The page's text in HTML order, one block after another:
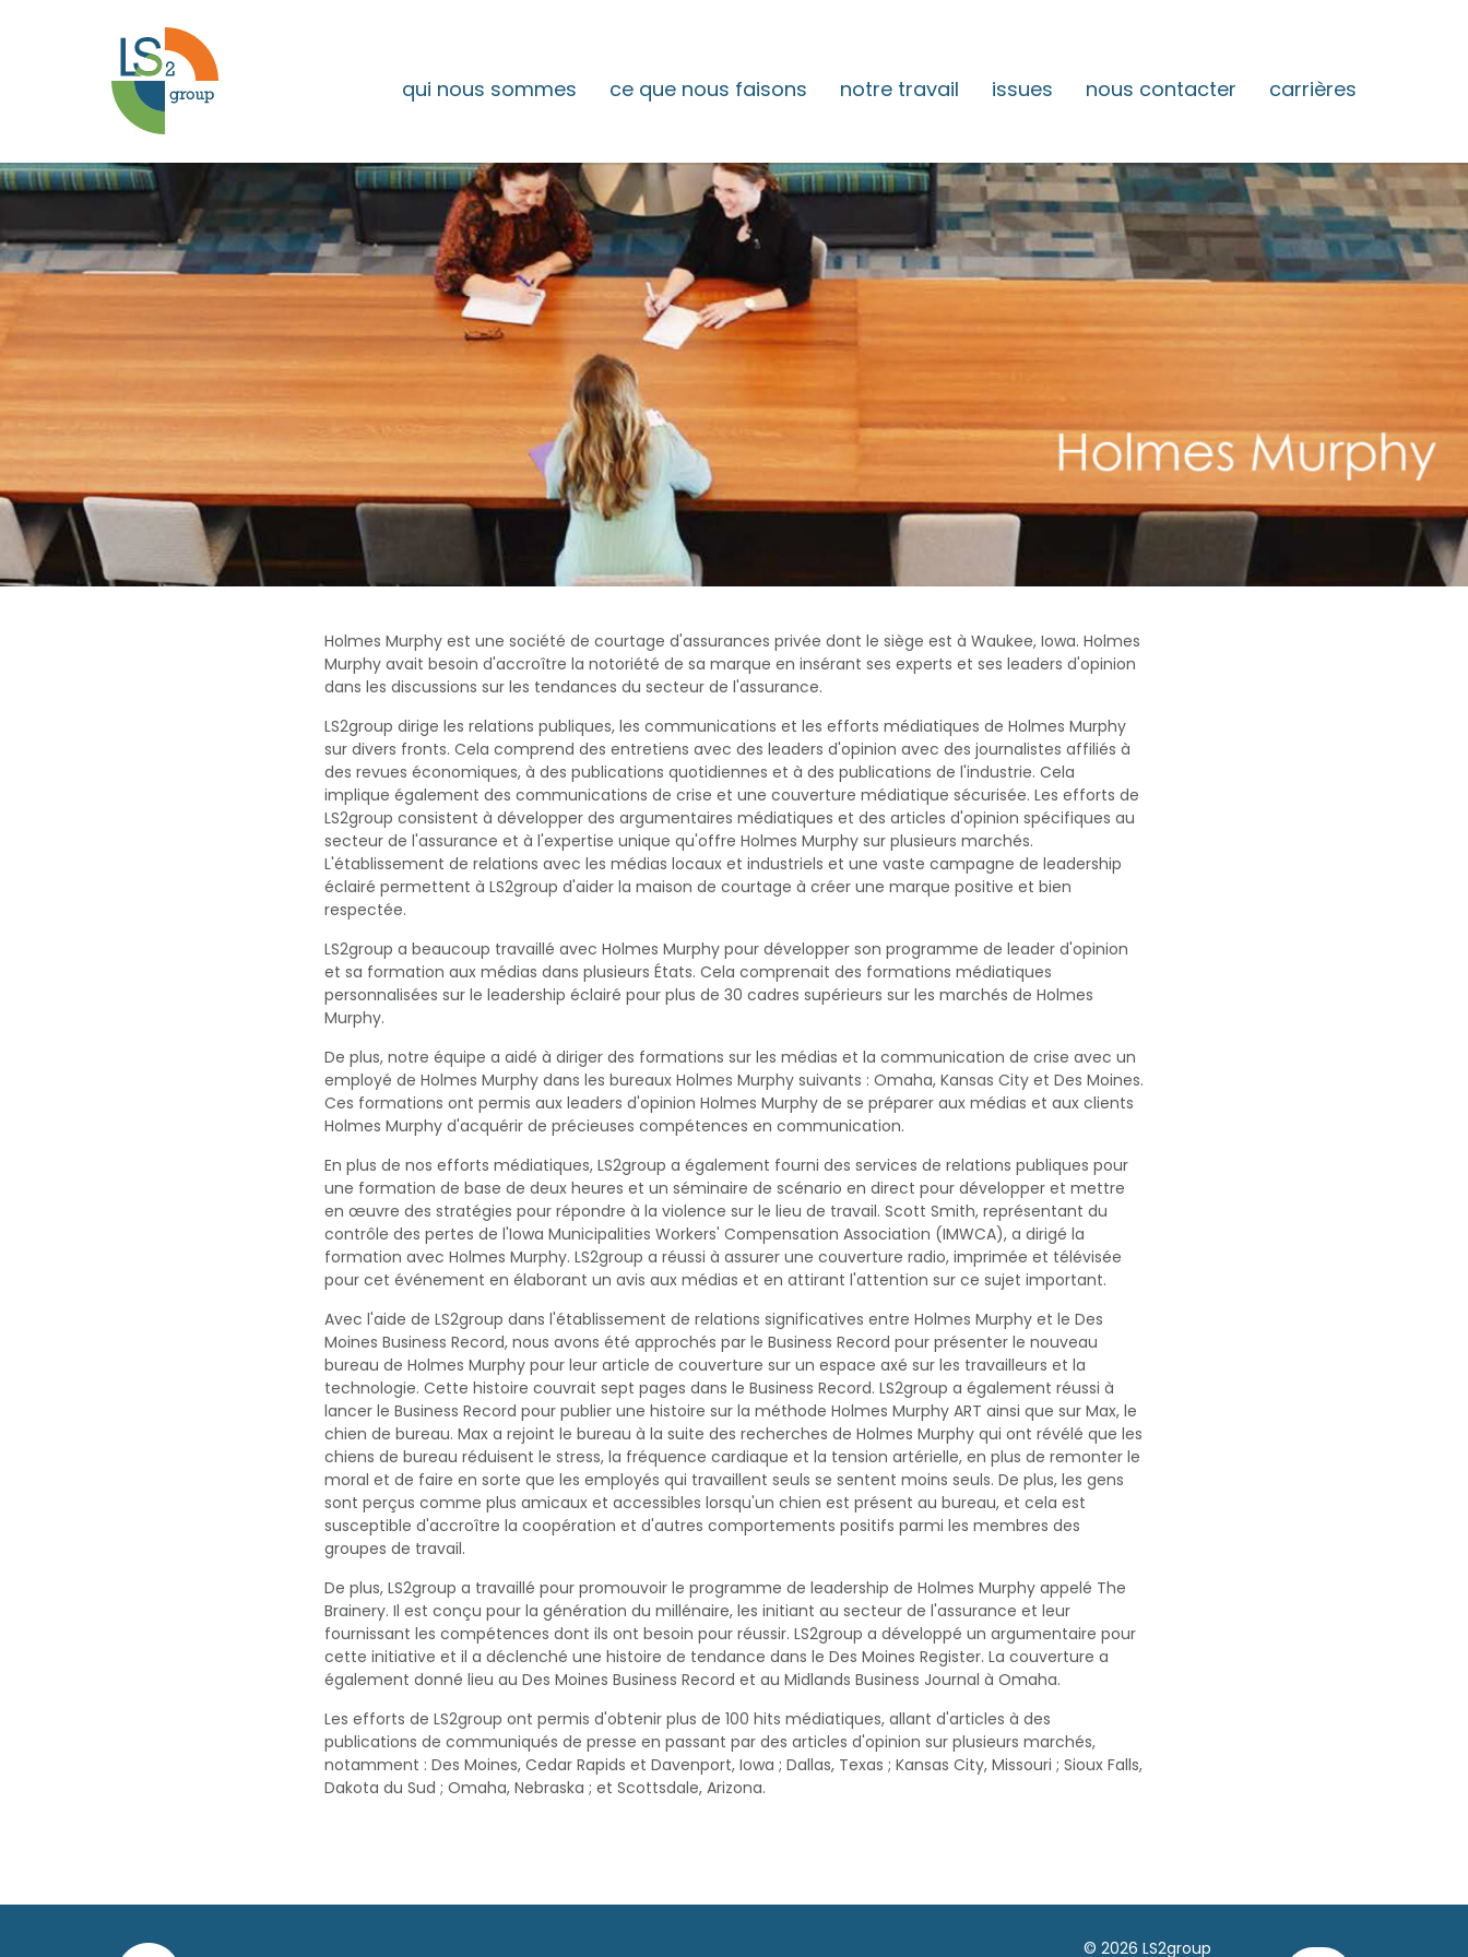
qui nous sommes ce que nous faisons notre travail issues nous contacter carrières
Holmes
Murphy
Holmes Murphy est une société de courtage d'assurances privée dont le siège est à Waukee, Iowa. Holmes
Murphy avait besoin d'accroître la notoriété de sa marque en insérant ses experts et ses leaders d'opinion
dans les discussions sur les tendances du secteur de l'assurance.
LS2group dirige les relations publiques, les communications et les efforts médiatiques de Holmes Murphy
sur divers fronts. Cela comprend des entretiens avec des leaders d'opinion avec des journalistes affiliés à
des revues économiques, à des publications quotidiennes et à des publications de l'industrie. Cela
implique également des communications de crise et une couverture médiatique sécurisée. Les efforts de
LS2group consistent à développer des argumentaires médiatiques et des articles d'opinion spécifiques au
secteur de l'assurance et à l'expertise unique qu'offre Holmes Murphy sur plusieurs marchés.
L'établissement de relations avec les médias locaux et industriels et une vaste campagne de leadership
éclairé permettent à LS2group d'aider la maison de courtage à créer une marque positive et bien
respectée.
LS2group a beaucoup travaillé avec Holmes Murphy pour développer son programme de leader d'opinion
et sa formation aux médias dans plusieurs États. Cela comprenait des formations médiatiques
personnalisées sur le leadership éclairé pour plus de 30 cadres supérieurs sur les marchés de Holmes
Murphy.
De plus, notre équipe a aidé à diriger des formations sur les médias et la communication de crise avec un
employé de Holmes Murphy dans les bureaux Holmes Murphy suivants : Omaha, Kansas City et Des Moines.
Ces formations ont permis aux leaders d'opinion Holmes Murphy de se préparer aux médias et aux clients
Holmes Murphy d'acquérir de précieuses compétences en communication.
En plus de nos efforts médiatiques, LS2group a également fourni des services de relations publiques pour
une formation de base de deux heures et un séminaire de scénario en direct pour développer et mettre
en œuvre des stratégies pour répondre à la violence sur le lieu de travail. Scott Smith, représentant du
contrôle des pertes de l'Iowa Municipalities Workers' Compensation Association (IMWCA), a dirigé la
formation avec Holmes Murphy. LS2group a réussi à assurer une couverture radio, imprimée et télévisée
pour cet événement en élaborant un avis aux médias et en attirant l'attention sur ce sujet important.
Avec l'aide de LS2group dans l'établissement de relations significatives entre Holmes Murphy et le Des
Moines Business Record, nous avons été approchés par le Business Record pour présenter le nouveau
bureau de Holmes Murphy pour leur article de couverture sur un espace axé sur les travailleurs et la
technologie. Cette histoire couvrait sept pages dans le Business Record. LS2group a également réussi à
lancer le Business Record pour publier une histoire sur la méthode Holmes Murphy ART ainsi que sur Max, le
chien de bureau. Max a rejoint le bureau à la suite des recherches de Holmes Murphy qui ont révélé que les
chiens de bureau réduisent le stress, la fréquence cardiaque et la tension artérielle, en plus de remonter le
moral et de faire en sorte que les employés qui travaillent seuls se sentent moins seuls. De plus, les gens
sont perçus comme plus amicaux et accessibles lorsqu'un chien est présent au bureau, et cela est
susceptible d'accroître la coopération et d'autres comportements positifs parmi les membres des
groupes de travail.
De plus, LS2group a travaillé pour promouvoir le programme de leadership de Holmes Murphy appelé The
Brainery. Il est conçu pour la génération du millénaire, les initiant au secteur de l'assurance et leur
fournissant les compétences dont ils ont besoin pour réussir. LS2group a développé un argumentaire pour
cette initiative et il a déclenché une histoire de tendance dans le Des Moines Register. La couverture a
également donné lieu au Des Moines Business Record et au Midlands Business Journal à Omaha.
Les efforts de LS2group ont permis d'obtenir plus de 100 hits médiatiques, allant d'articles à des
publications de communiqués de presse en passant par des articles d'opinion sur plusieurs marchés,
notamment : Des Moines, Cedar Rapids et Davenport, Iowa ; Dallas, Texas ; Kansas City, Missouri ; Sioux Falls,
Dakota du Sud ; Omaha, Nebraska ; et Scottsdale, Arizona.
© 2026 LS2group